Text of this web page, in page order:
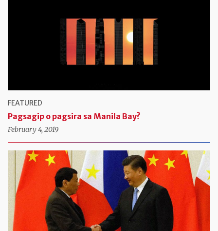
FEATURED
Pagsagip o pagsira sa Manila Bay?
February 4, 2019